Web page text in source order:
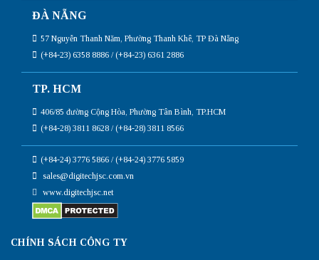
ĐÀ NẴNG
57 Nguyễn Thanh Năm, Phường Thanh Khê, TP Đà Nẵng
(+84-23) 6358 8886 / (+84-23) 6361 2886
TP. HCM
406/85 đường Cộng Hòa, Phường Tân Bình, TP.HCM
(+84-28) 3811 8628 / (+84-28) 3811 8566
(+84-24) 3776 5866 / (+84-24) 3776 5859
sales@digitechjsc.com.vn
www.digitechjsc.net
CHÍNH SÁCH CÔNG TY